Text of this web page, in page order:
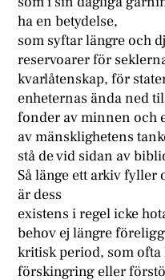
ha en betydelse,
som syftar längre och
reservoarer för
kvarlåtenskap, för
enheternas ända ned
fonder av minnen och
av mänsklighetens
stå de vid sidan av
Så länge ett arkiv fyller
är dess
existens i regel icke
behov ej längre
kritisk period, som ofta
förskingring eller